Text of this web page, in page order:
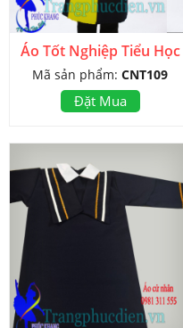
Áo Tốt Nghiệp Tiểu Học
Mã sản phẩm: CNT109
Đặt Mua